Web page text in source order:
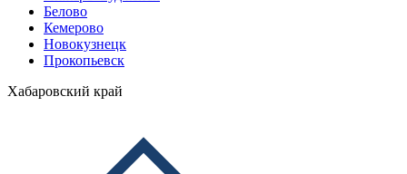
Белово
Кемерово
Новокузнецк
Прокопьевск
Хабаровский край